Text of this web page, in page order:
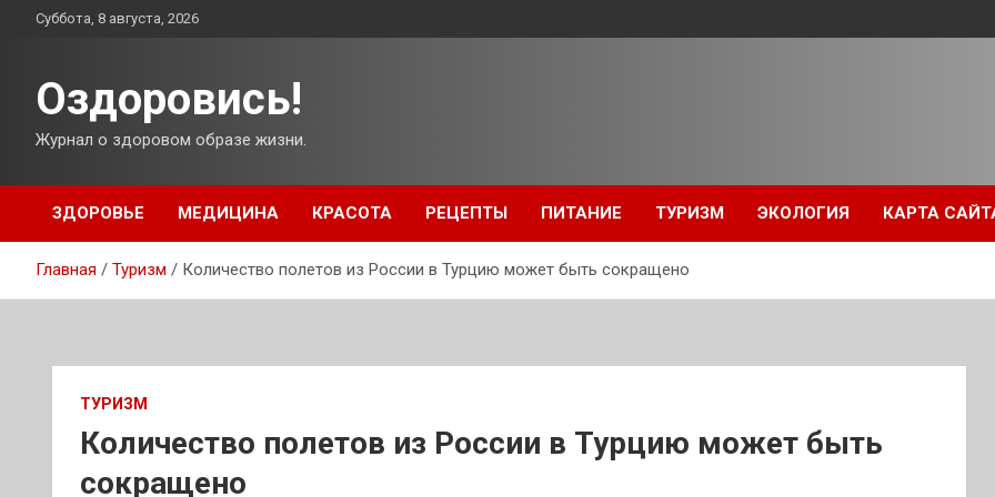
ПерейтиСуббота, 8 августа, 2026
Оздоровись!
Журнал о здоровом образе жизни.
ЗДОРОВЬЕ МЕДИЦИНА КРАСОТА РЕЦЕПТЫ ПИТАНИЕ ТУРИЗМ ЭКОЛОГИЯ КАРТА
Главная Туризм Количество полетов из России в Турцию может быть сокращено
ТУРИЗМ
Количество полетов из России в Турцию может быть
сокращено